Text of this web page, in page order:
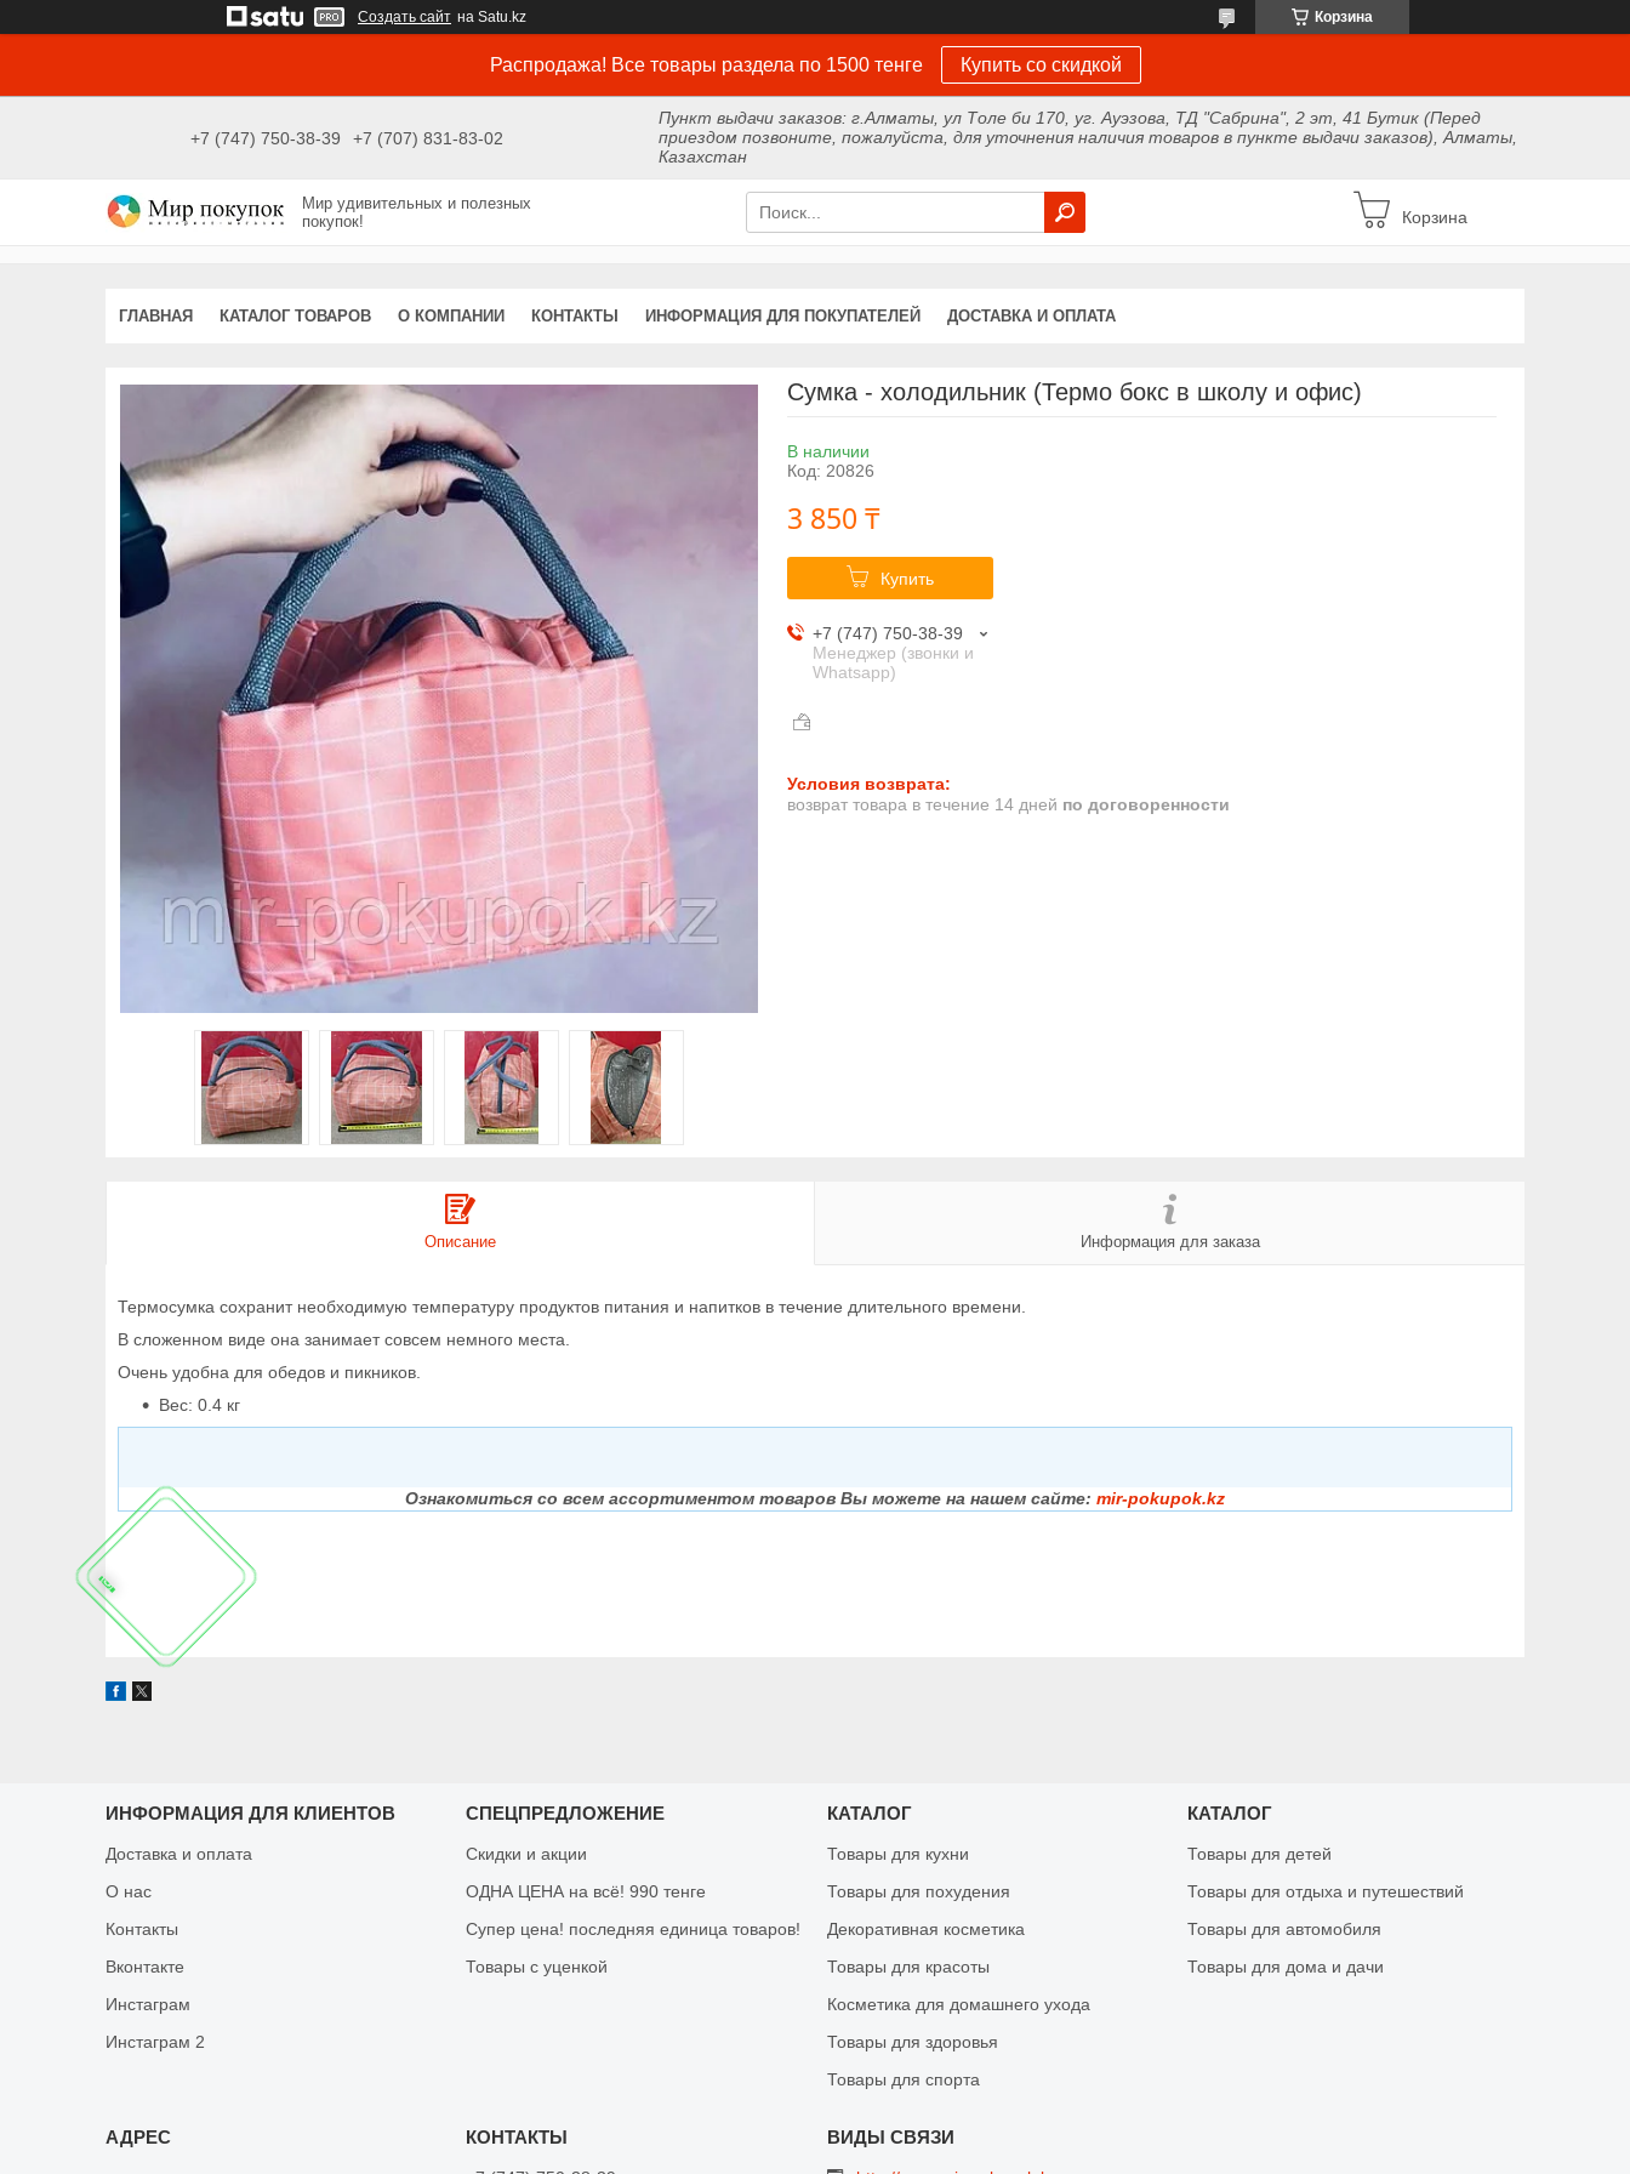
Создать сайт на Satu.kz Корзина
Распродажа! Все товары раздела по 1500 тенге Купить со скидкой
+7 (747) 750-38-39 +7 (707) 831-83-02
Пункт выдачи заказов: г.Алматы, ул Толе би 170, уг. Ауэзова, ТД "Сабрина", 2 эт, 41 Бутик (Перед
приездом позвоните, пожалуйста, для уточнения наличия товаров в пункте выдачи заказов), Алматы,
Казахстан
Мир удивительных и полезных
покупок!
Корзина
ГЛАВНАЯ КАТАЛОГ ТОВАРОВ О КОМПАНИИ КОНТАКТЫ ИНФОРМАЦИЯ ДЛЯ ПОКУПАТЕЛЕЙ ДОСТАВКА И ОПЛАТА
Сумка - холодильник (Термо бокс в школу и офис)
В наличии
Код: 20826
3 850 ₸
Купить
+7 (747) 750-38-39
Менеджер (звонки и
Whatsapp)
возврат товара в течение 14 дней по договоренности
Описание Информация для заказа
Термосумка сохранит необходимую температуру продуктов питания и напитков в течение длительного времени.
В сложенном виде она занимает совсем немного места.
Очень удобна для обедов и пикников.
Вес: 0.4 кг
Ознакомиться со всем ассортиментом товаров Вы можете на нашем сайте: mir-pokupok.kz
ИНФОРМАЦИЯ ДЛЯ КЛИЕНТОВ
Доставка и оплата
О нас
Контакты
Вконтакте
Инстаграм
Инстаграм 2
СПЕЦПРЕДЛОЖЕНИЕ
Скидки и акции
ОДНА ЦЕНА на всё! 990 тенге
Супер цена! последняя единица товаров!
Товары с уценкой
КАТАЛОГ
Товары для кухни
Товары для похудения
Декоративная косметика
Товары для красоты
Косметика для домашнего ухода
Товары для здоровья
Товары для спорта
КАТАЛОГ
Товары для детей
Товары для отдыха и путешествий
Товары для автомобиля
Товары для дома и дачи